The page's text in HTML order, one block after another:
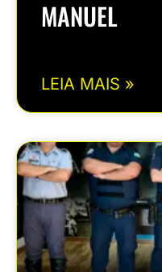
MANUEL
LEIA MAIS »